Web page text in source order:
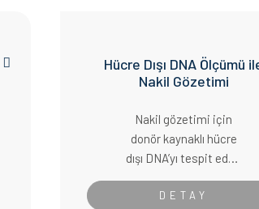
Hücre Dışı DNA Ölçümü
Nakil Gözetimi
Nakil gözetimi için
donör kaynaklı hücre
dışı DNA’yı tespit eden
NGS tabanlı en yeni
çözüm
DETAY